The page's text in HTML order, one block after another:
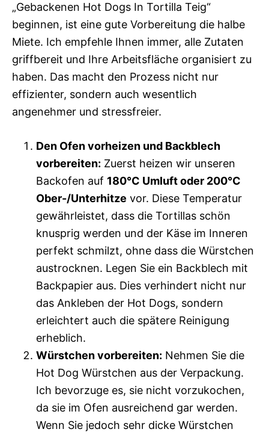
„Gebackenen Hot Dogs In Tortilla Teig“
beginnen, ist eine gute Vorbereitung die halbe
Miete. Ich empfehle Ihnen immer, alle Zutaten
griffbereit und Ihre Arbeitsfläche organisiert zu
haben. Das macht den Prozess nicht nur
effizienter, sondern auch wesentlich
angenehmer und stressfreier.
Den Ofen vorheizen und Backblech
vorbereiten: Zuerst heizen wir unseren
Backofen auf 180°C Umluft oder 200°C
Ober-/Unterhitze vor. Diese Temperatur
gewährleistet, dass die Tortillas schön
knusprig werden und der Käse im Inneren
perfekt schmilzt, ohne dass die Würstchen
austrocknen. Legen Sie ein Backblech mit
Backpapier aus. Dies verhindert nicht nur
das Ankleben der Hot Dogs, sondern
erleichtert auch die spätere Reinigung
erheblich.
Würstchen vorbereiten: Nehmen Sie die
Hot Dog Würstchen aus der Verpackung.
Ich bevorzuge es, sie nicht vorzukochen,
da sie im Ofen ausreichend gar werden.
Wenn Sie jedoch sehr dicke Würstchen